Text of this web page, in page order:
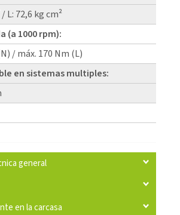
L: 72,6 kg cm²
(a 1000 rpm):
/ máx. 170 Nm (L)
en sistemas multiples:
general
en la carcasa